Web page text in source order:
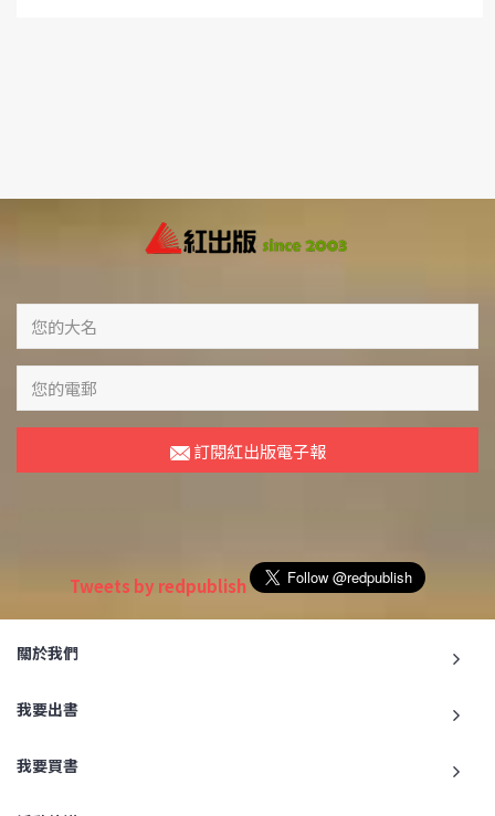
訂閱紅出版電子報
Tweets by redpublish
關於我們
我要出書
我要買書